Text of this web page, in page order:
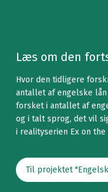
Læs om den
Hvor den tidligere
antallet af engelske
forsket i antallet af
og i talt sprog, det vil
i realityserien Ex on the
Til projektet